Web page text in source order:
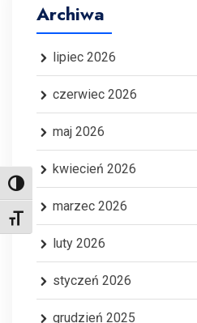
Toggle High Contrast
Toggle Font size
Archiwa
lipiec 2026
czerwiec 2026
maj 2026
kwiecień 2026
marzec 2026
luty 2026
styczeń 2026
grudzień 2025